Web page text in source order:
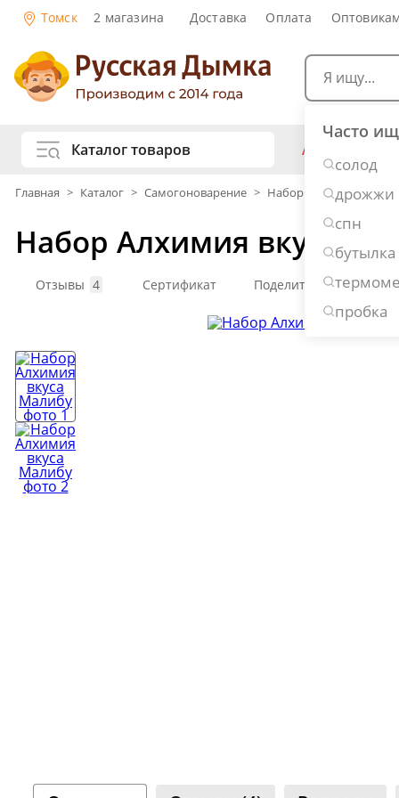
Томск 2 магазина Доставка Оплата Оптовикам
Часто
солод
дрожжи
спн
бутылка
пробка
Каталог товаров
Копчение и колбасы
Консервирование
Дубовые бочки и кадки
Пивоварение
Виноделие
АКЦИИ
Рецепты
Виски
Ром
Джин
Наливки и
Главная > Каталог > Самогоноварение > Наборы для настоек
Набор Алхимия вкуса
Отзывы 4 Сертификат Поделиться